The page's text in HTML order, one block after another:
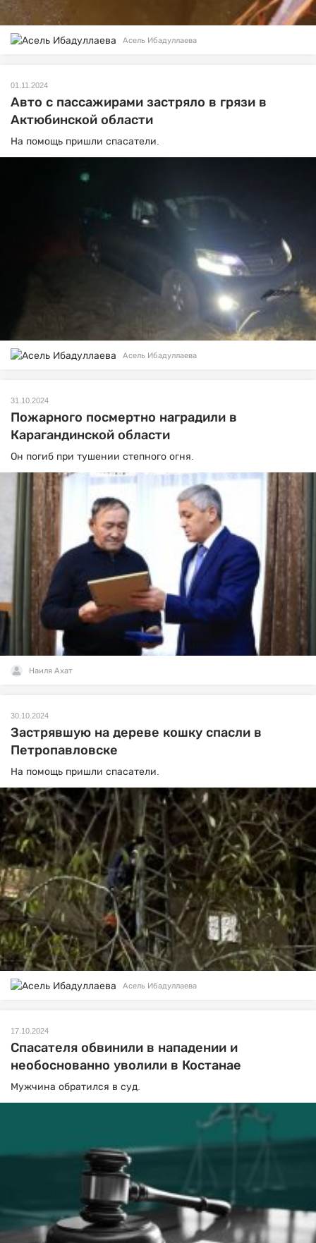
Асель Ибадуллаева
01.11.2024
Авто с пассажирами застряло в грязи в
Актюбинской области
На помощь пришли спасатели.
Асель Ибадуллаева
31.10.2024
Пожарного посмертно наградили в
Карагандинской области
Он погиб при тушении степного огня.
Наиля Ахат
30.10.2024
Застрявшую на дереве кошку спасли в
Петропавловске
На помощь пришли спасатели.
Асель Ибадуллаева
17.10.2024
Спасателя обвинили в нападении и
необоснованно уволили в Костанае
Мужчина обратился в суд.